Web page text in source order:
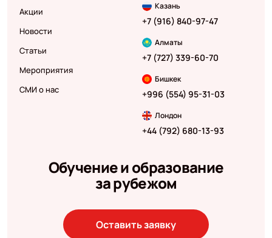
Акции
Новости
Статьи
Мероприятия
СМИ о нас
Казань
+7 (916) 840-97-47
Алматы
+7 (727) 339-60-70
Бишкек
+996 (554) 95-31-03
Лондон
+44 (792) 680-13-93
Обучение и образование
за рубежом
Оставить заявку